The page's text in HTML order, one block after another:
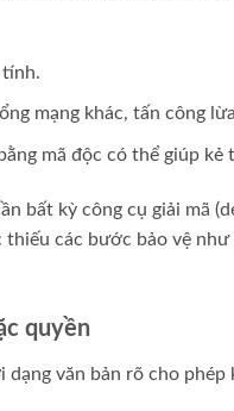
mạng khác, tấn công
mã độc có thể giúp
bất kỳ công cụ giải mã
các bước bảo vệ
quyền
văn bản rõ cho phép